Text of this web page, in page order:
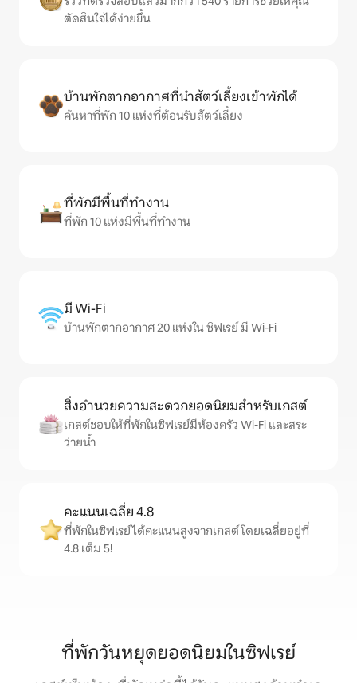
ตัดสินใจได้ง่ายขึ้น
บ้านพักตากอากาศที่นำสัตว์เลี้ยงเข้าพักได้
ค้นหาที่พัก 10 แห่งที่ต้อนรับสัตว์เลี้ยง
ที่พักมีพื้นที่ทำงาน
ที่พัก 10 แห่งมีพื้นที่ทำงาน
มี Wi-Fi
บ้านพักตากอากาศ 20 แห่งใน ซิฟเรย์ มี Wi-Fi
สิ่งอำนวยความสะดวกยอดนิยมสำหรับเกสต์
เกสต์ชอบให้ที่พักในซิฟเรย์มีห้องครัว Wi-Fi และสระ
ว่ายน้ำ
คะแนนเฉลี่ย 4.8
ที่พักในซิฟเรย์ได้คะแนนสูงจากเกสต์ โดยเฉลี่ยอยู่ที่
4.8 เต็ม 5!
ที่พักวันหยุดยอดนิยมในซิฟเรย์